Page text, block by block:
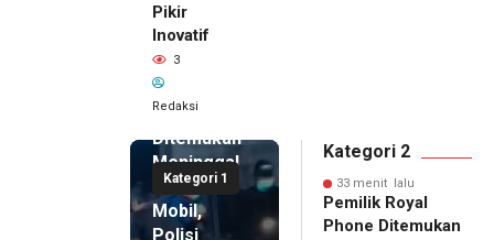
Pikir
Inovatif
3
Redaksi
Kategori 1
33 menit
Pemilik
Royal
Phone
Ditemukan
Meninggal
di Dalam
Mobil,
Polisi
Kategori 2
33 menit lalu
Pemilik Royal
Phone Ditemukan